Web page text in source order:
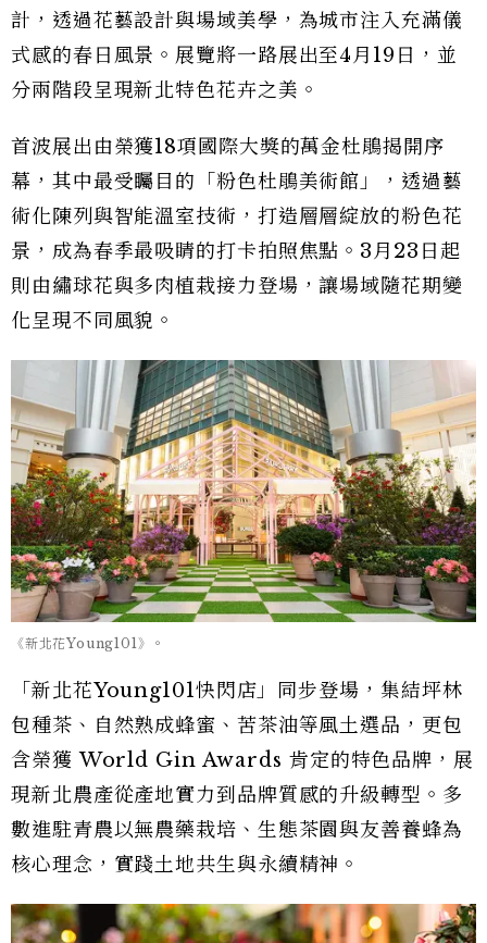
計，透過花藝設計與場域美學，為城市注入充滿儀
式感的春日風景。展覽將一路展出至4月19日，並
分兩階段呈現新北特色花卉之美。
首波展出由榮獲18項國際大獎的萬金杜鵑揭開序
幕，其中最受矚目的「粉色杜鵑美術館」，透過藝
術化陳列與智能溫室技術，打造層層綻放的粉色花
景，成為春季最吸睛的打卡拍照焦點。3月23日起
則由繡球花與多肉植栽接力登場，讓場域隨花期變
化呈現不同風貌。
《新北花Young101》。
「新北花Young101快閃店」同步登場，集結坪林
包種茶、自然熟成蜂蜜、苦茶油等風土選品，更包
含榮獲 World Gin Awards 肯定的特色品牌，展
現新北農產從產地實力到品牌質感的升級轉型。多
數進駐青農以無農藥栽培、生態茶園與友善養蜂為
核心理念，實踐土地共生與永續精神。